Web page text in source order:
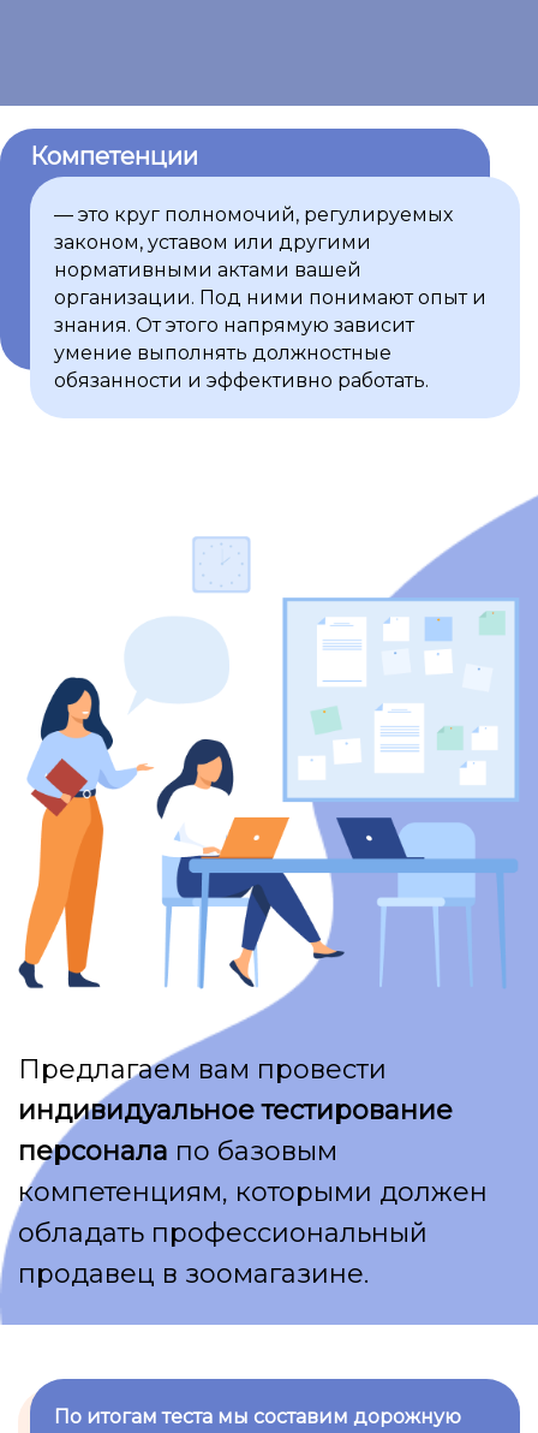
Компетенции
— это круг полномочий, регулируемых
законом, уставом или другими
нормативными актами вашей
организации. Под ними понимают опыт и
знания. От этого напрямую зависит
умение выполнять должностные
обязанности и эффективно работать.
Предлагаем вам провести
индивидуальное тестирование
персонала по базовым
компетенциям, которыми должен
обладать профессиональный
продавец в зоомагазине.
По итогам теста мы составим дорожную